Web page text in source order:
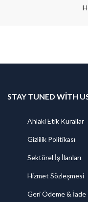
STAY TUNED WITH
Ahlaki Etik Kurallar
Gizlilik Politikası
Sektörel İş İlanları
Hizmet Sözleşmesi
Geri Ödeme & İade